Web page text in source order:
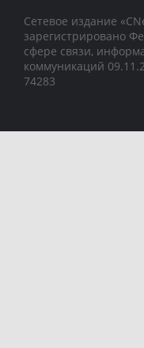
Сетевое издание
зарегистрировано
сфере связи,
коммуникаций
74283